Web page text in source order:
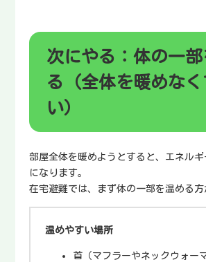
次にやる：体の一
る（全体を暖めな
い）
部屋全体を暖めようとすると、エネル
になります。
在宅避難では、まず体の一部を温める方
温めやすい場所
首（マフラーやネックウォー